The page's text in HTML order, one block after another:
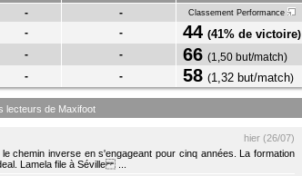
- - Classement Performance
- - 44 (41% de victoire)
- - 66 (1,50 but/match)
- - 58 (1,32 but/match)
lecteurs de Maxifoot
hier (26/07)
le chemin inverse en s'engageant pour cinq années. La formation
Lamela file à Séville ...